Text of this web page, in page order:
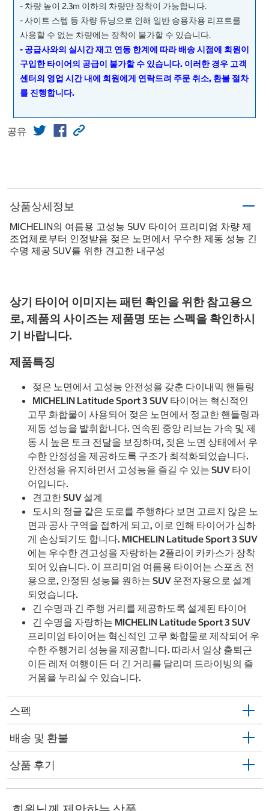
- 차량 높이 2.3m 이하의 차량만 장착이 가능합니다.
- 사이트 스텝 등 차량 튜닝으로 인해 일반 승용차용 리프트를
사용할 수 없는 차량에는 장착이 불가할 수 있습니다.
- 공급사와의 실시간 재고 연동 한계에 따라 배송 시점에 회원이
구입한 타이어의 공급이 불가할 수 있습니다. 이러한 경우 고객
센터의 영업 시간 내에 회원에게 연락드려 주문 취소, 환불 절차
를 진행합니다.
공유
상품상세정보
MICHELIN의 여름용 고성능 SUV 타이어 프리미엄 차량 제
조업체로부터 인정받음 젖은 노면에서 우수한 제동 성능 긴
수명 제공 SUV를 위한 견고한 내구성
상기 타이어 이미지는 패턴 확인을 위한 참고용으
로, 제품의 사이즈는 제품명 또는 스펙을 확인하시
기 바랍니다.
제품특징
젖은 노면에서 고성능 안전성을 갖춘 다이내믹 핸들링
MICHELIN Latitude Sport 3 SUV 타이어는 혁신적인
고무 화합물이 사용되어 젖은 노면에서 정교한 핸들링과
제동 성능을 발휘합니다. 연속된 중앙 리브는 가속 및 제
동 시 높은 토크 전달을 보장하며, 젖은 노면 상태에서 우
수한 안정성을 제공하도록 구조가 최적화되었습니다.
안전성을 유지하면서 고성능을 즐길 수 있는 SUV 타이
어입니다.
견고한 SUV 설계
도시의 정글 같은 도로를 주행하다 보면 고르지 않은 노
면과 공사 구역을 접하게 되고, 이로 인해 타이어가 심하
게 손상되기도 합니다. MICHELIN Latitude Sport 3 SUV
에는 우수한 견고성을 자랑하는 2플라이 카카스가 장착
되어 있습니다. 이 프리미엄 여름용 타이어는 스포츠 전
용으로, 안정된 성능을 원하는 SUV 운전자용으로 설계
되었습니다.
긴 수명과 긴 주행 거리를 제공하도록 설계된 타이어
긴 수명을 자랑하는 MICHELIN Latitude Sport 3 SUV
프리미엄 타이어는 혁신적인 고무 화합물로 제작되어 우
수한 주행거리 성능을 제공합니다. 따라서 일상 출퇴근
이든 레저 여행이든 더 긴 거리를 달리며 드라이빙의 즐
거움을 누리실 수 있습니다.
스펙
배송 및 환불
상품 후기